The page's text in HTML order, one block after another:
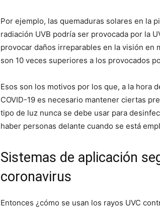
Por ejemplo, las quemaduras solares en la
radiación UVB podría ser provocada por la
provocar daños irreparables en la visión en
son 10 veces superiores a los provocados
Esos son los motivos por los que, a la hora
COVID-19 es necesario mantener ciertas
tipo de luz nunca se debe usar para
haber personas delante cuando se está
Sistemas de aplicación
coronavirus
Entonces ¿cómo se usan los rayos UVC